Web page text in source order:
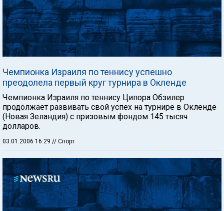
Чемпионка Израиля по теннису успешно
преодолела первый круг турнира в Окленде
Чемпионка Израиля по теннису Ципора Обзилер
продолжает развивать свой успех на турнире в Окленде
(Новая Зеландия) с призовым фондом 145 тысяч
долларов.
03.01.2006 16:29 // Спорт